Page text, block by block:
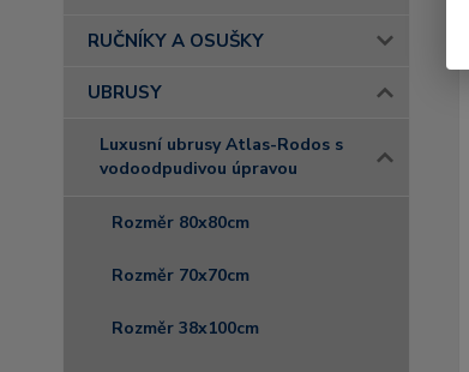
RUČNÍKY A OSUŠKY
UBRUSY
Luxusní ubrusy Atlas-Rodos s
vodoodpudivou úpravou
Rozměr 80x80cm
Rozměr 70x70cm
Rozměr 38x100cm